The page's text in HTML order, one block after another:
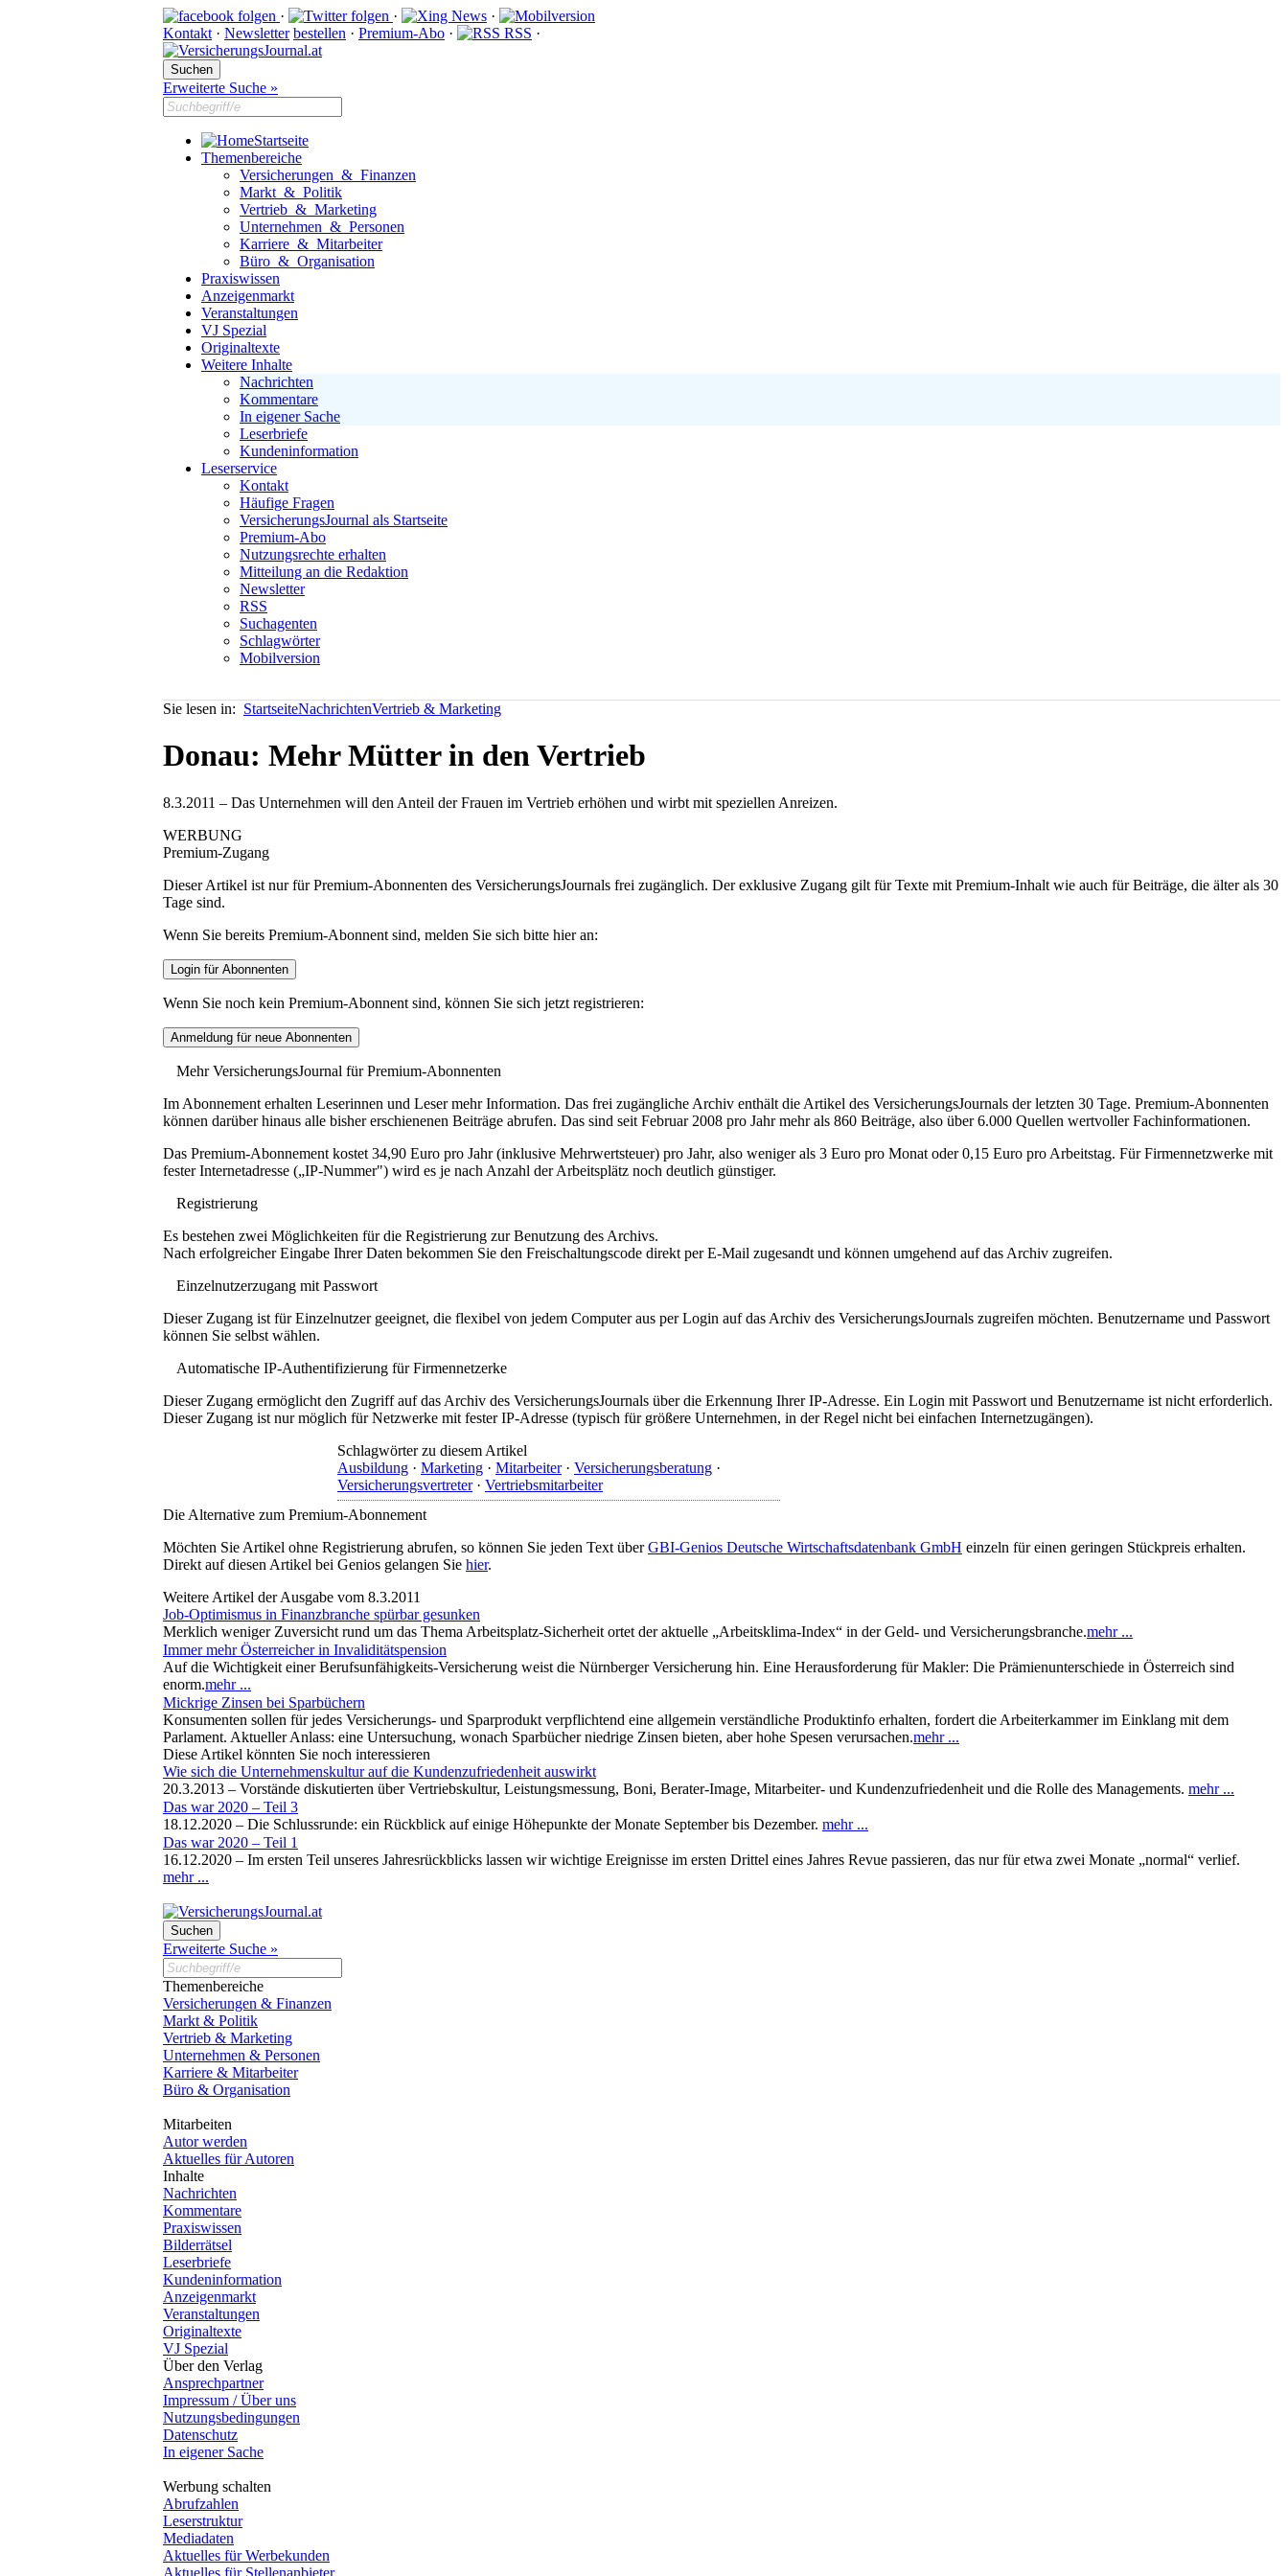
· ·
·
Kontakt · Newsletter bestellen · Premium-Abo · RSS ·
Erweiterte Suche »
Startseite
Themenbereiche
Versicherungen & Finanzen
Markt & Politik
Vertrieb & Marketing
Unternehmen & Personen
Karriere & Mitarbeiter
Büro & Organisation
Praxiswissen
Anzeigenmarkt
Veranstaltungen
VJ Spezial
Originaltexte
Weitere Inhalte
Nachrichten
Kommentare
In eigener Sache
Leserbriefe
Kundeninformation
Leserservice
Kontakt
Häufige Fragen
VersicherungsJournal als Startseite
Premium-Abo
Nutzungsrechte erhalten
Mitteilung an die Redaktion
Newsletter
RSS
Suchagenten
Schlagwörter
Mobilversion
Sie lesen in: StartseiteNachrichtenVertrieb & Marketing
Donau: Mehr Mütter in den Vertrieb
8.3.2011 – Das Unternehmen will den Anteil der Frauen im Vertrieb erhöhen und wirbt mit speziellen Anreizen.
WERBUNG
Premium-Zugang
Dieser Artikel ist nur für Premium-Abonnenten des VersicherungsJournals frei zugänglich. Der exklusive Zugang gilt für Texte mit Premium-Inhalt wie auch für Beiträge, die älter als 30
Tage sind.
Wenn Sie bereits Premium-Abonnent sind, melden Sie sich bitte hier an:
Wenn Sie noch kein Premium-Abonnent sind, können Sie sich jetzt registrieren:
Mehr VersicherungsJournal für Premium-Abonnenten
Im Abonnement erhalten Leserinnen und Leser mehr Information. Das frei zugängliche Archiv enthält die Artikel des VersicherungsJournals der letzten 30 Tage. Premium-Abonnenten
können darüber hinaus alle bisher erschienenen Beiträge abrufen. Das sind seit Februar 2008 pro Jahr mehr als 860 Beiträge, also über 6.000 Quellen wertvoller Fachinformationen.
Das Premium-Abonnement kostet 34,90 Euro pro Jahr (inklusive Mehrwertsteuer) pro Jahr, also weniger als 3 Euro pro Monat oder 0,15 Euro pro Arbeitstag. Für Firmennetzwerke mit
fester Internetadresse („IP-Nummer") wird es je nach Anzahl der Arbeitsplätz noch deutlich günstiger.
Registrierung
Es bestehen zwei Möglichkeiten für die Registrierung zur Benutzung des Archivs.
Nach erfolgreicher Eingabe Ihrer Daten bekommen Sie den Freischaltungscode direkt per E-Mail zugesandt und können umgehend auf das Archiv zugreifen.
Einzelnutzerzugang mit Passwort
Dieser Zugang ist für Einzelnutzer geeignet, die flexibel von jedem Computer aus per Login auf das Archiv des VersicherungsJournals zugreifen möchten. Benutzername und Passwort
können Sie selbst wählen.
Automatische IP-Authentifizierung für Firmennetzerke
Dieser Zugang ermöglicht den Zugriff auf das Archiv des VersicherungsJournals über die Erkennung Ihrer IP-Adresse. Ein Login mit Passwort und Benutzername ist nicht erforderlich.
Dieser Zugang ist nur möglich für Netzwerke mit fester IP-Adresse (typisch für größere Unternehmen, in der Regel nicht bei einfachen Internetzugängen).
Schlagwörter zu diesem Artikel
Ausbildung · Marketing · Mitarbeiter· Versicherungsberatung ·
Versicherungsvertreter· Vertriebsmitarbeiter
Die Alternative zum Premium-Abonnement
Möchten Sie Artikel ohne Registrierung abrufen, so können Sie jeden Text überGBI-Genios Deutsche Wirtschaftsdatenbank GmbH einzeln für einen geringen Stückpreis erhalten.
Direkt auf diesen Artikel bei Genios gelangen Sie hier.
Weitere Artikel der Ausgabe vom 8.3.2011
Job-Optimismus in Finanzbranche spürbar gesunken
Merklich weniger Zuversicht rund um das Thema Arbeitsplatz-Sicherheit ortet der aktuelle „Arbeitsklima-Index“ in der Geld- und Versicherungsbranche.mehr ...
Immer mehr Österreicher in Invaliditätspension
Auf die Wichtigkeit einer Berufsunfähigkeits-Versicherung weist die Nürnberger Versicherung hin. Eine Herausforderung für Makler: Die Prämienunterschiede in Österreich sind
enorm.mehr ...
Mickrige Zinsen bei Sparbüchern
Konsumenten sollen für jedes Versicherungs- und Sparprodukt verpflichtend eine allgemein verständliche Produktinfo erhalten, fordert die Arbeiterkammer im Einklang mit dem
Parlament. Aktueller Anlass: eine Untersuchung, wonach Sparbücher niedrige Zinsen bieten, aber hohe Spesen verursachen.mehr ...
Diese Artikel könnten Sie noch interessieren
Wie sich die Unternehmenskultur auf die Kundenzufriedenheit auswirkt
20.3.2013 – Vorstände diskutierten über Vertriebskultur, Leistungsmessung, Boni, Berater-Image, Mitarbeiter- und Kundenzufriedenheit und die Rolle des Managements. mehr ...
Das war 2020 – Teil 3
18.12.2020 – Die Schlussrunde: ein Rückblick auf einige Höhepunkte der Monate September bis Dezember. mehr ...
Das war 2020 – Teil 1
16.12.2020 – Im ersten Teil unseres Jahresrückblicks lassen wir wichtige Ereignisse im ersten Drittel eines Jahres Revue passieren, das nur für etwa zwei Monate „normal“ verlief.
mehr ...
Erweiterte Suche »
Themenbereiche
Versicherungen & Finanzen
Markt & Politik
Vertrieb & Marketing
Unternehmen & Personen
Karriere & Mitarbeiter
Büro & Organisation
Mitarbeiten
Autor werden
Aktuelles für Autoren
Inhalte
Nachrichten
Kommentare
Praxiswissen
Bilderrätsel
Leserbriefe
Kundeninformation
Anzeigenmarkt
Veranstaltungen
Originaltexte
VJ Spezial
Über den Verlag
Ansprechpartner
Impressum / Über uns
Nutzungsbedingungen
Datenschutz
In eigener Sache
Werbung schalten
Abrufzahlen
Leserstruktur
Mediadaten
Aktuelles für Werbekunden
Aktuelles für Stellenanbieter